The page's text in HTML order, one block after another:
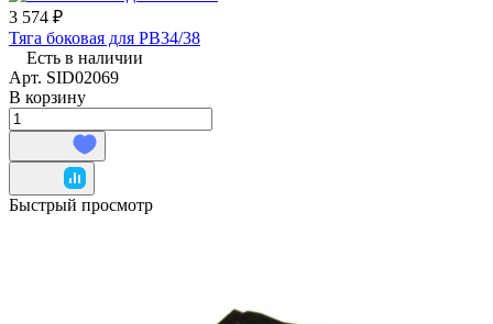
3 574 ₽
Тяга боковая для РВ34/38
Есть в наличии
Арт. SID02069
В корзину
Быстрый просмотр